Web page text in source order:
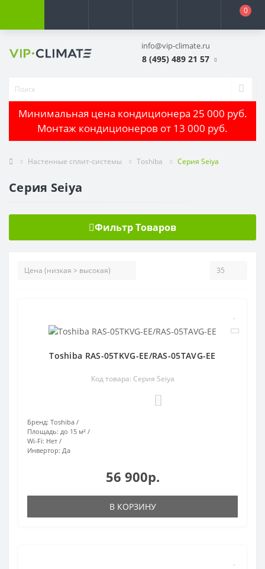
0
info@vip-climate.ru
8 (495) 489 21 57
Минимальная цена кондиционера 25 000 руб.
Монтаж кондиционеров от 13 000 руб.
Настенные сплит-системы Toshiba Серия Seiya
Серия Seiya
Фильтр Товаров
Toshiba RAS-05TKVG-EE/RAS-05TAVG-EE
Код товара: Серия Seiya
Бренд: Toshiba
Площадь: до 15 м²
Wi-Fi: Нет
Инвертор: Да
56 900р.
В КОРЗИНУ